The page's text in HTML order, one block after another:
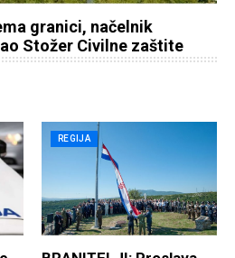
granici, načelnik
Stožer Civilne zaštite
REGIJA